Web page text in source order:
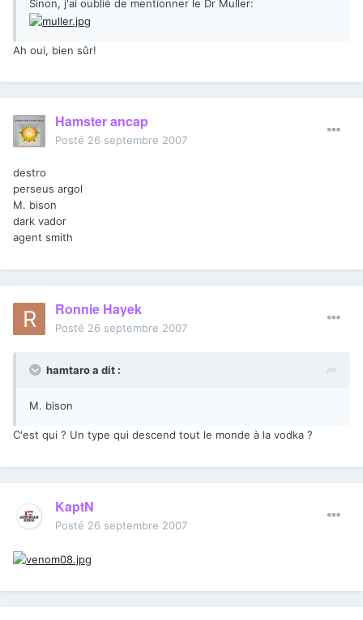
Sinon, j'ai oublié de mentionner le Dr Muller:
Ah oui, bien sûr!
Hamster ancap
Posté 26 septembre 2007
destro
perseus argol
M. bison
dark vador
agent smith
Ronnie Hayek
Posté 26 septembre 2007
hamtaro a dit :
M. bison
C'est qui ? Un type qui descend tout le monde à la vodka ?
KaptN
Posté 26 septembre 2007